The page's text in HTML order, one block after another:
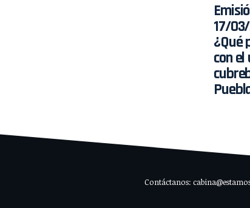
17/
¿Qué
con el
Contáctanos: